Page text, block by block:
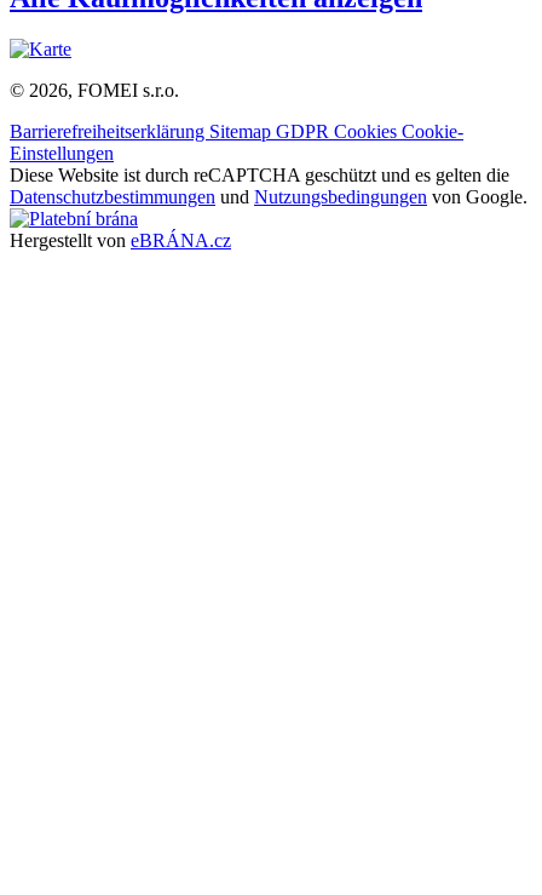
© 2026, FOMEI s.r.o.
Barrierefreiheitserklärung Sitemap GDPR Cookies Cookie-
Einstellungen
Diese Website ist durch reCAPTCHA geschützt und es gelten die
Datenschutzbestimmungen und Nutzungsbedingungen von Google.
Hergestellt von eBRÁNA.cz